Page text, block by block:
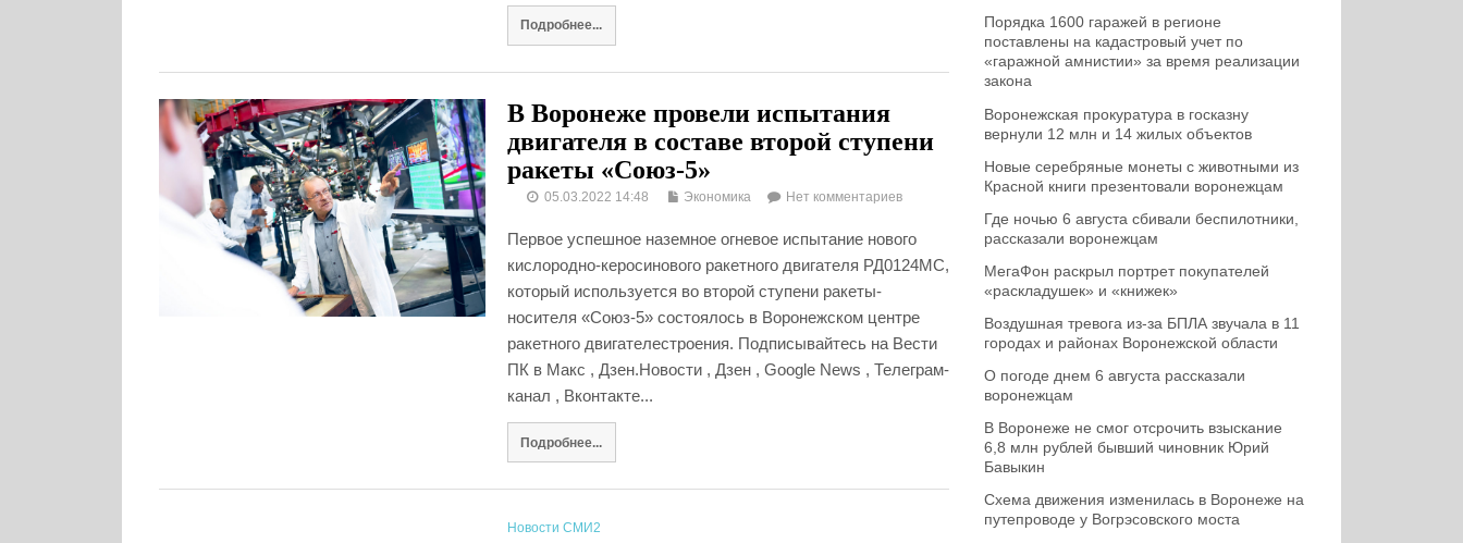
Подробнее...
В Воронеже провели испытания
двигателя в составе второй ступени
ракеты «Союз-5»
05.03.2022 14:48 Экономика Нет комментариев
Первое успешное наземное огневое испытание нового
кислородно-керосинового ракетного двигателя РД0124МС,
который используется во второй ступени ракеты-
носителя «Союз-5» состоялось в Воронежском центре
ракетного двигателестроения. Подписывайтесь на Вести
ПК в Макс , Дзен.Новости , Дзен , Google News , Телеграм-
канал , Вконтакте...
Подробнее...
Новости СМИ2
Порядка 1600 гаражей в регионе
поставлены на кадастровый учет по
«гаражной амнистии» за время реализации
закона
Воронежская прокуратура в госказну
вернули 12 млн и 14 жилых объектов
Новые серебряные монеты с животными из
Красной книги презентовали воронежцам
Где ночью 6 августа сбивали беспилотники,
рассказали воронежцам
МегаФон раскрыл портрет покупателей
«раскладушек» и «книжек»
Воздушная тревога из-за БПЛА звучала в 11
городах и районах Воронежской области
О погоде днем 6 августа рассказали
воронежцам
В Воронеже не смог отсрочить взыскание
6,8 млн рублей бывший чиновник Юрий
Бавыкин
Схема движения изменилась в Воронеже на
путепроводе у Вогрэсовского моста